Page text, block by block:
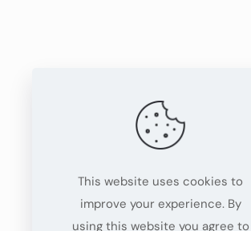
This website uses cookies to
improve your experience. By
using this website you agree to